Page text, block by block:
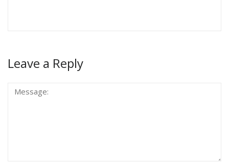
Leave a Reply